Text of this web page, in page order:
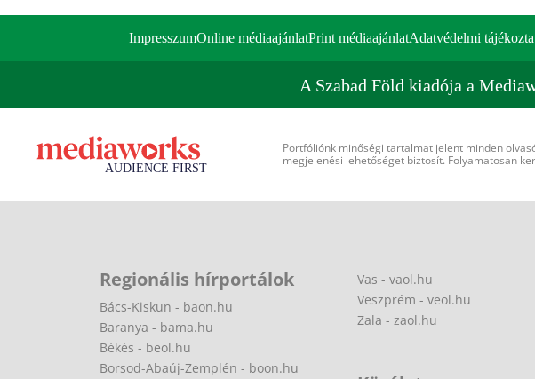
ImpresszumOnline médiaajánlatPrint médiaajánlatAdatvédelmi
A Szabad Föld kiadója a
Portfóliónk minőségi tartalmat jelent minden
megjelenési lehetőséget biztosít. Folyamatosan
Regionális hírportálok
Bács-Kiskun - baon.hu
Baranya - bama.hu
Békés - beol.hu
Borsod-Abaúj-Zemplén - boon.hu
Vas - vaol.hu
Veszprém - veol.hu
Zala - zaol.hu